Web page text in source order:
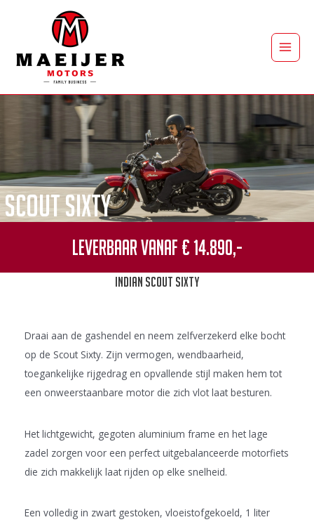
inhoud
Main
Scout Sixty
Leverbaar vanaf € 14.890,-
Indian Scout Sixty
Draai aan de gashendel en neem zelfverzekerd elke bocht
op de Scout Sixty. Zijn vermogen, wendbaarheid,
toegankelijke rijgedrag en opvallende stijl maken hem tot
een onweerstaanbare motor die zich vlot laat besturen.
Het lichtgewicht, gegoten aluminium frame en het lage
zadel zorgen voor een perfect uitgebalanceerde motorfiets
die zich makkelijk laat rijden op elke snelheid.
Een volledig in zwart gestoken, vloeistofgekoeld, 1 liter